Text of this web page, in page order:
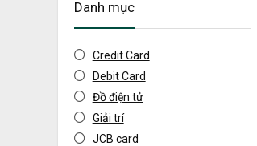
Danh mục
Credit Card
Debit Card
Đồ điện tử
Giải trí
JCB card